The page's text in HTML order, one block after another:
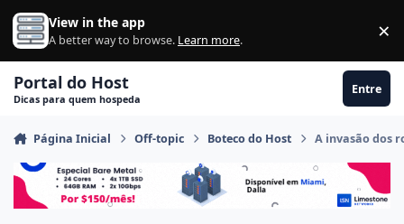
Ir para conteúdo
View in the app
A better way to browse. Learn more. ×
Portal do Host
Dicas para quem hospeda
Entre
Página Inicial Off-topic Boteco do Host A invasão dos